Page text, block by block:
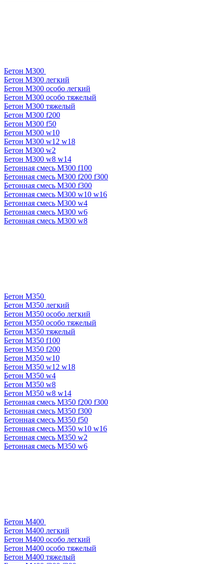
Бетон М300
Бетон М300 легкий
Бетон М300 особо легкий
Бетон М300 особо тяжелый
Бетон М300 тяжелый
Бетон М300 f200
Бетон М300 f50
Бетон М300 w10
Бетон М300 w12 w18
Бетон М300 w2
Бетон М300 w8 w14
Бетонная смесь М300 f100
Бетонная смесь М300 f200 f300
Бетонная смесь М300 f300
Бетонная смесь М300 w10 w16
Бетонная смесь М300 w4
Бетонная смесь М300 w6
Бетонная смесь М300 w8
Бетон М350
Бетон М350 легкий
Бетон М350 особо легкий
Бетон М350 особо тяжелый
Бетон М350 тяжелый
Бетон М350 f100
Бетон М350 f200
Бетон М350 w10
Бетон М350 w12 w18
Бетон М350 w4
Бетон М350 w8
Бетон М350 w8 w14
Бетонная смесь М350 f200 f300
Бетонная смесь М350 f300
Бетонная смесь М350 f50
Бетонная смесь М350 w10 w16
Бетонная смесь М350 w2
Бетонная смесь М350 w6
Бетон М400
Бетон М400 легкий
Бетон М400 особо легкий
Бетон М400 особо тяжелый
Бетон М400 тяжелый